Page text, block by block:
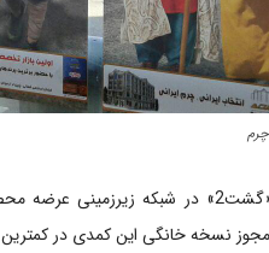
قاچاق «گشت2» در شبکه
نسخه خانگی این کمدی در کمترین